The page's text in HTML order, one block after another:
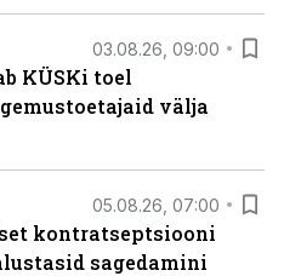
03.08.26, 09:00
KÜSKi toel
välja
05.08.26, 07:00
kontratseptsiooni
sagedamini